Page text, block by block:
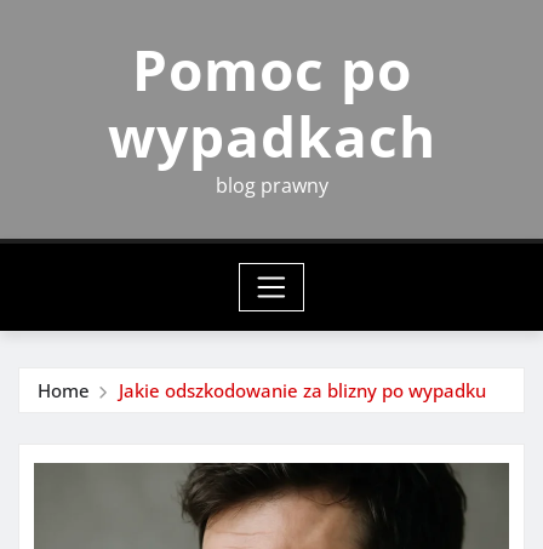
Pomoc po
wypadkach
blog prawny
Home Jakie odszkodowanie za blizny po wypadku